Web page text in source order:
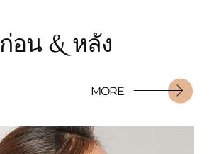
ก่อน & หลัง
MORE